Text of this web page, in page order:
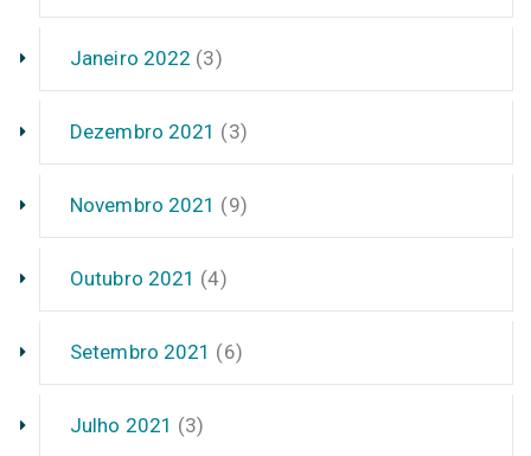
Janeiro 2022 (3)
Dezembro 2021 (3)
Novembro 2021 (9)
Outubro 2021 (4)
Setembro 2021 (6)
Julho 2021 (3)